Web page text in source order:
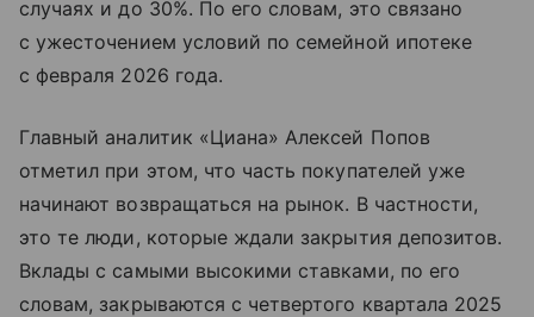
случаях и до 30%. По его словам, это связано
с ужесточением условий по семейной ипотеке
с февраля 2026 года.
Главный аналитик «Циана» Алексей Попов
отметил при этом, что часть покупателей уже
начинают возвращаться на рынок. В частности,
это те люди, которые ждали закрытия депозитов.
Вклады с самыми высокими ставками, по его
словам, закрываются с четвертого квартала 2025